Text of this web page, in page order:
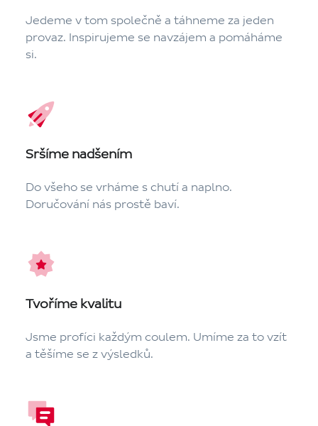
Jedeme v tom společně a táhneme za jeden
provaz. Inspirujeme se navzájem a pomáháme
si.
Sršíme nadšením
Do všeho se vrháme s chutí a naplno.
Doručování nás prostě baví.
Tvoříme kvalitu
Jsme profíci každým coulem. Umíme za to vzít
a těšíme se z výsledků.